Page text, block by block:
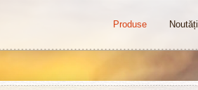
Produse Noutăți